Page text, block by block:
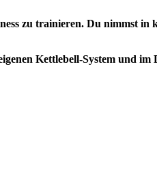
zu trainieren. Du nimmst in
Kettlebell-System und